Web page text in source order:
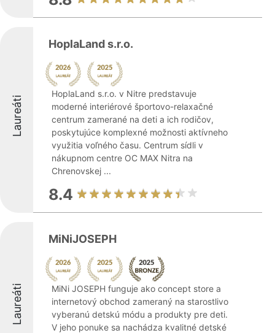
Laureáti
HoplaLand s.r.o.
HoplaLand s.r.o. v Nitre predstavuje
moderné interiérové športovo-relaxačné
centrum zamerané na deti a ich rodičov,
poskytujúce komplexné možnosti aktívneho
využitia voľného času. Centrum sídli v
nákupnom centre OC MAX Nitra na
Chrenovskej ...
8.4
Laureáti
MiNiJOSEPH
MiNi JOSEPH funguje ako concept store a
internetový obchod zameraný na starostlivo
vyberanú detskú módu a produkty pre deti.
V jeho ponuke sa nachádza kvalitné detské